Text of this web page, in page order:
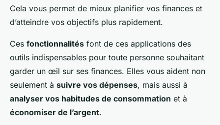
Cela vous permet de mieux planifier vos finances et
d’atteindre vos objectifs plus rapidement.
Ces fonctionnalités font de ces applications des
outils indispensables pour toute personne souhaitant
garder un œil sur ses finances. Elles vous aident non
seulement à suivre vos dépenses, mais aussi à
analyser vos habitudes de consommation et à
économiser de l’argent.